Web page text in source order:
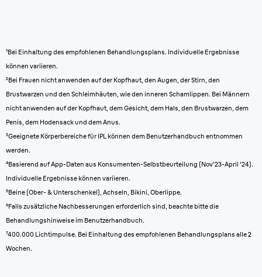
¹Bei Einhaltung des empfohlenen Behandlungsplans. Individuelle Ergebnisse
können variieren.
²Bei Frauen nicht anwenden auf der Kopfhaut, den Augen, der Stirn, den
Brustwarzen und den Schleimhäuten, wie den inneren Schamlippen. Bei Männern
nicht anwenden auf der Kopfhaut, dem Gesicht, dem Hals, den Brustwarzen, dem
Penis, dem Hodensack und dem Anus.
³Geeignete Körperbereiche für IPL können dem Benutzerhandbuch entnommen
werden.
⁴Basierend auf App-Daten aus Konsumenten-Selbstbeurteilung (Nov'23-April '24).
Individuelle Ergebnisse können variieren.
⁵Beine (Ober- & Unterschenkel), Achseln, Bikini, Oberlippe.
⁶Falls zusätzliche Nachbesserungen erforderlich sind, beachte bitte die
Behandlungshinweise im Benutzerhandbuch.
⁷400.000 Lichtimpulse. Bei Einhaltung des empfohlenen Behandlungsplans alle 2
Wochen.